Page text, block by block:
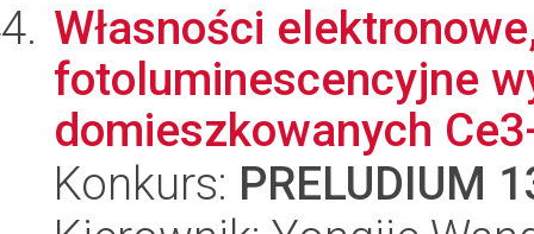
Własności
fotoluminescencyjne
domieszkowanych
Konkurs: PRELUDIUM